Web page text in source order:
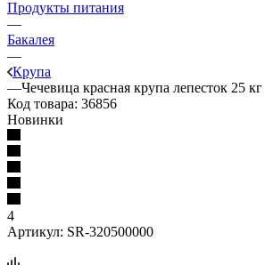
Продукты питания
—
Бакалея
—
Крупа
—Чечевица красная крупа лепесток 25 кг
Код товара: 36856
Новинки
4
Артикул: SR-320500000